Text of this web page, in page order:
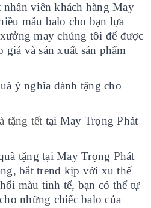
viên khách hàng May
mẫu balo cho bạn lựa
may chúng tôi để được
và sản xuất sản phẩm
ý nghĩa dành tặng cho
tặng tết tại May Trọng Phát
tặng tại May Trọng Phát
bắt trend kịp với xu thế
màu tinh tế, bạn có thể tự
những chiếc balo của